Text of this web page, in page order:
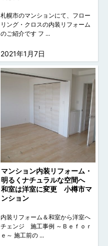
札幌市のマンションにて、フロー
リング・クロスの内装リフォーム
のご紹介です フ ...
2021年1月7日
マンション内装リフォーム・
明るくナチュラルな空間へ
和室は洋室に変更 小樽市マ
ンション
内装リフォーム＆和室から洋室へ
チェンジ 施工事例 ～Ｂｅｆｏｒ
ｅ～ 施工前の ...